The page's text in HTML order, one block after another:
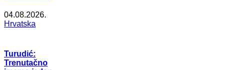
04.08.2026.
Hrvatska
Turudić:
Trenutačno